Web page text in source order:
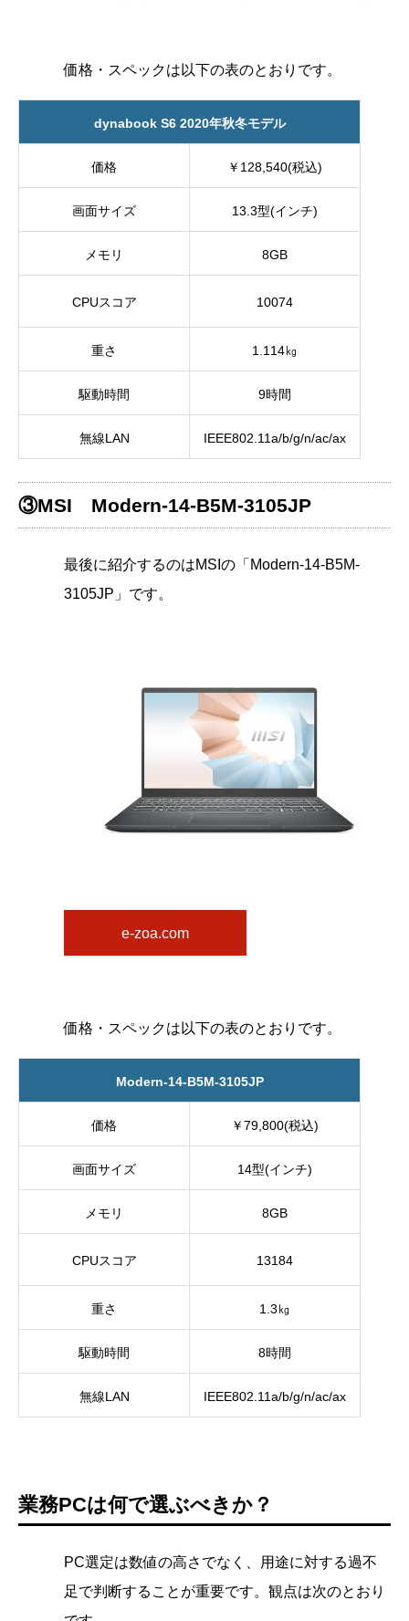
価格・スペックは以下の表のとおりです。
dynabook S6 2020年秋冬モデル
価格 ￥128,540(税込)
画面サイズ 13.3型(インチ)
メモリ 8GB
CPUスコア 10074
重さ 1.114㎏
駆動時間 9時間
無線LAN IEEE802.11a/b/g/n/ac/ax
③MSI Modern-14-B5M-3105JP
最後に紹介するのはMSIの「Modern-14-B5M-
3105JP」です。
e-zoa.com
価格・スペックは以下の表のとおりです。
Modern-14-B5M-3105JP
価格 ￥79,800(税込)
画面サイズ 14型(インチ)
メモリ 8GB
CPUスコア 13184
重さ 1.3㎏
駆動時間 8時間
無線LAN IEEE802.11a/b/g/n/ac/ax
業務PCは何で選ぶべきか？
PC選定は数値の高さでなく、用途に対する過不
足で判断することが重要です。観点は次のとおり